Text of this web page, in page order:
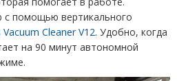
помощью вертикального
Cleaner V12. Удобно, когда
на 90 минут автономной